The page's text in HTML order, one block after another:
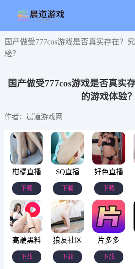
国产做受777cos游戏是否真实存在？
验？
国产做受777cos游戏是否真实
的游戏体验？
作者：晨道游戏网
柑橘直播
下载
SQ直播
下载
好色直播
下载
高端黑料
下载
狼友社区
下载
片多多
下载